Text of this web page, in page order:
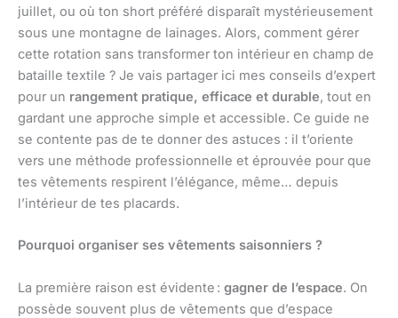
juillet, ou où ton short préféré disparaît mystérieusement
sous une montagne de lainages. Alors, comment gérer
cette rotation sans transformer ton intérieur en champ de
bataille textile ? Je vais partager ici mes conseils d’expert
pour un rangement pratique, efficace et durable, tout en
gardant une approche simple et accessible. Ce guide ne
se contente pas de te donner des astuces : il t’oriente
vers une méthode professionnelle et éprouvée pour que
tes vêtements respirent l’élégance, même… depuis
l’intérieur de tes placards.
Pourquoi organiser ses vêtements saisonniers ?
La première raison est évidente : gagner de l’espace. On
possède souvent plus de vêtements que d’espace